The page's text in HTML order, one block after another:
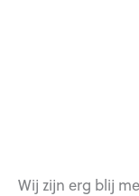
Wij zijn erg blij